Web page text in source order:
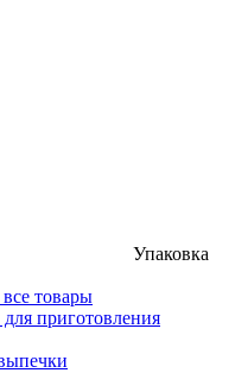
Упаковка
товары
приготовления